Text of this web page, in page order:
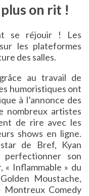
on rit !
se réjouir ! Les
les plateformes
des salles.
au travail de
humoristiques ont
à l’annonce des
nombreux artistes
de rire avec les
shows en ligne.
de Bref, Kyan
perfectionner son
« Inflammable » du
Moustache,
Montreux Comedy